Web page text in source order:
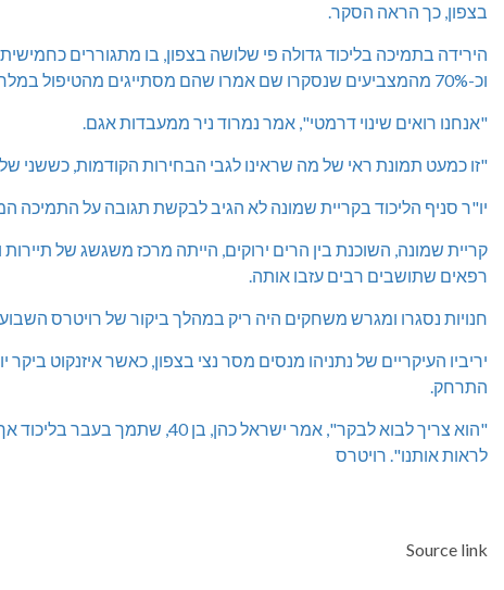
בצפון, כך הראה הסקר.
הירידה בתמיכה בליכוד גדולה פי שלושה בצפון, בו מתגוררים
וכ-70% מהמצביעים שנסקרו שם אמרו שהם מסתייגים מהטיפול במלחמה בלבנון – יותר מאשר במקומות אחרים בישראל.
"אנחנו רואים שינוי דרמטי", אמר נמרוד ניר ממעבדות אגם.
"זו כמעט תמונת ראי של מה שראינו לגבי הבחירות הקודמות, כששני
יו"ר סניף הליכוד בקריית שמונה לא הגיב לבקשת תגובה על
קריית שמונה, השוכנת בין הרים ירוקים, הייתה מרכז משגשג של
רפאים שתושבים רבים עזבו אותה.
חנויות נסגרו ומגרש משחקים היה ריק במהלך ביקור של רויטרס
התרחק.
"הוא צריך לבוא לבקר", אמר ישראל
לראות אותנו". רויטרס
Source link